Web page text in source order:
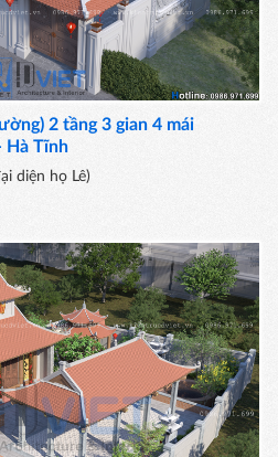
2 tầng 3 gian 4 mái
Hà Tĩnh
diện họ Lê)